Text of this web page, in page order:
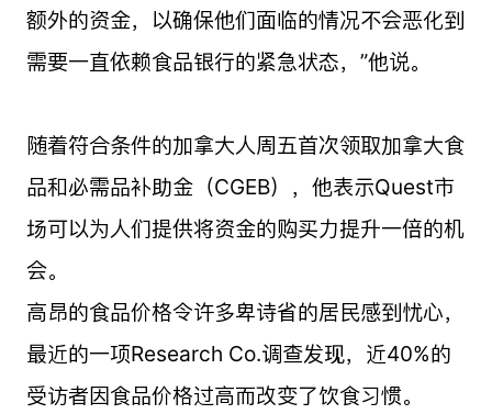
额外的资金，以确保他们面临的情况不会恶化到
需要一直依赖食品银行的紧急状态，”他说。
随着符合条件的加拿大人周五首次领取加拿大食
品和必需品补助金（CGEB），他表示Quest市
场可以为人们提供将资金的购买力提升一倍的机
会。
高昂的食品价格令许多卑诗省的居民感到忧心，
最近的一项Research Co.调查发现，近40%的
受访者因食品价格过高而改变了饮食习惯。